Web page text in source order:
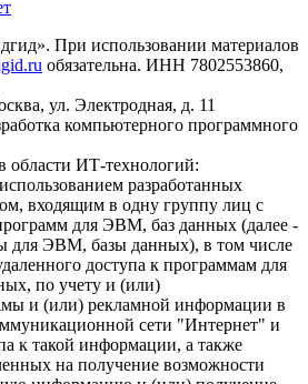
При использовании материалов
обязательна. ИНН 7802553860,
ул. Электродная, д. 11
компьютерного программного
области ИТ-технологий:
разработанных
входящим в одну группу лиц с
для ЭВМ, баз данных (далее -
для ЭВМ, базы данных), в том числе
доступа к программам для
по учету и (или)
и (или) рекламной информации в
сети "Интернет" и
к такой информации, а также
на получение возможности